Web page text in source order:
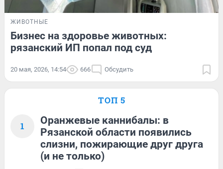
ЖИВОТНЫЕ
Бизнес на здоровье животных:
рязанский ИП попал под суд
20 мая, 2026, 14:54 666 Обсудить
ТОП 5
1
Оранжевые каннибалы: в
Рязанской области появились
слизни, пожирающие друг друга
(и не только)